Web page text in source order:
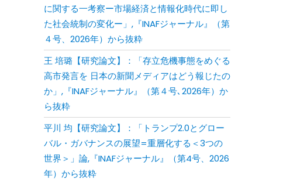
に関する一考察ー市場経済と情報化時代に即し
た社会統制の変化ー」,『INAFジャーナル』（第
４号、2026年）から抜粋
王 培璐【研究論文】：「存⽴危機事態をめぐる
⾼市発⾔を ⽇本の新聞メディアはどう報じたの
か」,『INAFジャーナル』（第４号､2026年）か
ら抜粋
平川 均【研究論文】：「トランプ2.0とグロー
バル・ガバナンスの展望=重層化する＜3つの
世界＞」論,『INAFジャーナル』（第4号、2026
年）から抜粋